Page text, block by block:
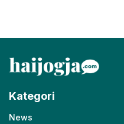
Kategori
News